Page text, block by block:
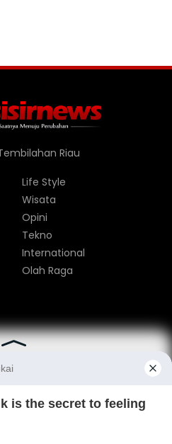
Riau
Life Style
Wisata
Opini
Tekno
International
Olah Raga